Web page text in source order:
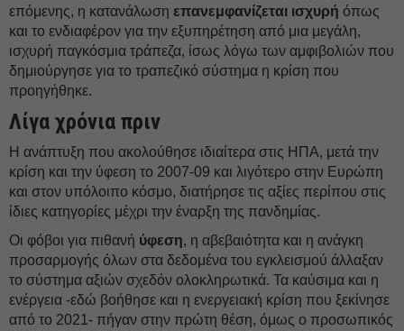
επόμενης, η κατανάλωση επανεμφανίζεται ισχυρή όπως
και το ενδιαφέρον για την εξυπηρέτηση από μια μεγάλη,
ισχυρή παγκόσμια τράπεζα, ίσως λόγω των αμφιβολιών που
δημιούργησε για το τραπεζικό σύστημα η κρίση που
προηγήθηκε.
Λίγα χρόνια πριν
Η ανάπτυξη που ακολούθησε ιδιαίτερα στις ΗΠΑ, μετά την
κρίση και την ύφεση το 2007-09 και λιγότερο στην Ευρώπη
και στον υπόλοιπο κόσμο, διατήρησε τις αξίες περίπου στις
ίδιες κατηγορίες μέχρι την έναρξη της πανδημίας.
Οι φόβοι για πιθανή ύφεση, η αβεβαιότητα και η ανάγκη
προσαρμογής όλων στα δεδομένα του εγκλεισμού άλλαξαν
το σύστημα αξιών σχεδόν ολοκληρωτικά. Τα καύσιμα και η
ενέργεια -εδώ βοήθησε και η ενεργειακή κρίση που ξεκίνησε
από το 2021- πήγαν στην πρώτη θέση, όμως ο προσωπικός